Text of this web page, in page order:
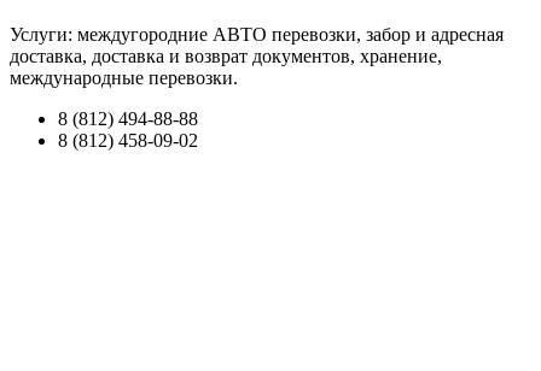
Услуги: междугородние АВТО перевозки, забор и адресная
доставка, доставка и возврат документов, хранение,
международные перевозки.
8 (812) 494-88-88
8 (812) 458-09-02